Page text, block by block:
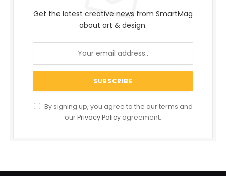
Get the latest creative news from SmartMag
about art & design.
By signing up, you agree to the our terms and
ourPrivacy Policy agreement.